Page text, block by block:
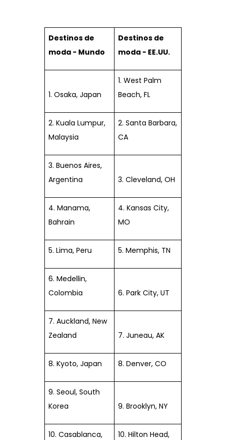
Destinos de
moda - Mundo
Destinos de
moda - EE.UU.
1. Osaka, Japan
1. West Palm
Beach, FL
2. Kuala Lumpur,
Malaysia
2. Santa Barbara,
CA
3. Buenos Aires,
Argentina
3. Cleveland, OH
4. Manama,
Bahrain
4. Kansas City,
MO
5. Lima, Peru 5. Memphis, TN
6. Medellin,
Colombia
6. Park City, UT
7. Auckland, New
Zealand
7. Juneau, AK
8. Kyoto, Japan 8. Denver, CO
9. Seoul, South
Korea
9. Brooklyn, NY
10. Casablanca,
10. Hilton Head,